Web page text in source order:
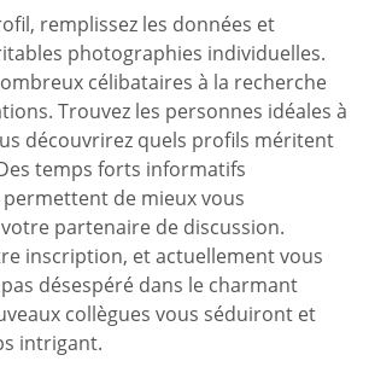
remplissez les données et
photographies individuelles.
célibataires à la recherche
Trouvez les personnes idéales à
découvrirez quels profils méritent
temps forts informatifs
de mieux vous
partenaire de discussion.
inscription, et actuellement vous
désespéré dans le charmant
collègues vous séduiront et
intrigant.